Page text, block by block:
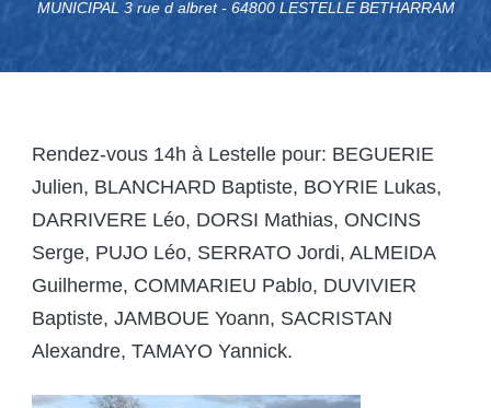
MUNICIPAL 3 rue d albret - 64800 LESTELLE BETHARRAM
Rendez-vous 14h à Lestelle pour: BEGUERIE
Julien, BLANCHARD Baptiste, BOYRIE Lukas,
DARRIVERE Léo, DORSI Mathias, ONCINS
Serge, PUJO Léo, SERRATO Jordi, ALMEIDA
Guilherme, COMMARIEU Pablo, DUVIVIER
Baptiste, JAMBOUE Yoann, SACRISTAN
Alexandre, TAMAYO Yannick.